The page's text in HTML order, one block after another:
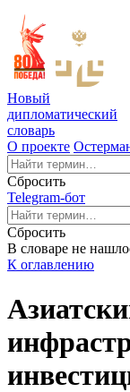
Новый
дипломатический
словарь
О проекте
Сбросить
Telegram-бот
Сбросить
В словаре не
К оглавлению